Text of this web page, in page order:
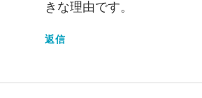
きな理由です。
返信